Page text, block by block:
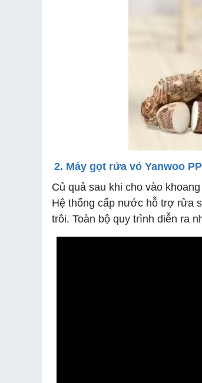
2. Máy gọt rửa vỏ Yanwoo
Củ quả sau khi cho vào
Hệ thống cấp nước hỗ trợ rửa
trôi. Toàn bộ quy trình diễn ra